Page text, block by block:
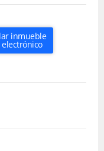
inmueble